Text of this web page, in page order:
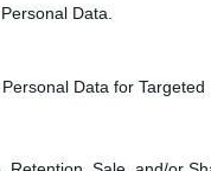
Data.
Data for Targeted